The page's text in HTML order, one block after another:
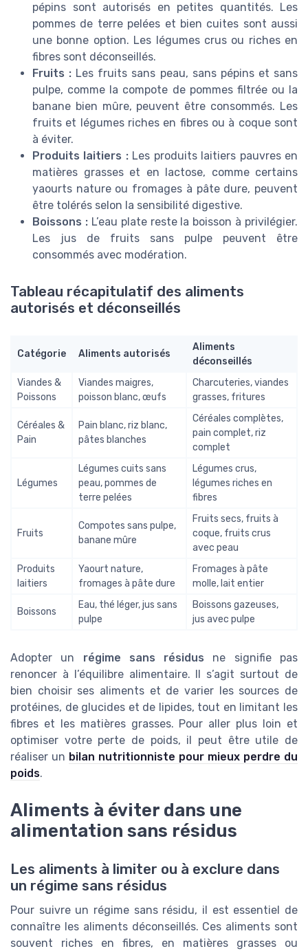
pépins sont autorisés en petites quantités. Les
pommes de terre pelées et bien cuites sont aussi
une bonne option. Les légumes crus ou riches en
fibres sont déconseillés.
Fruits : Les fruits sans peau, sans pépins et sans
pulpe, comme la compote de pommes filtrée ou la
banane bien mûre, peuvent être consommés. Les
fruits et légumes riches en fibres ou à coque sont
à éviter.
Produits laitiers :Les produits laitiers pauvres en
matières grasses et en lactose, comme certains
yaourts nature ou fromages à pâte dure, peuvent
être tolérés selon la sensibilité digestive.
Boissons :L’eau plate reste la boisson à privilégier.
Les jus de fruits sans pulpe peuvent être
consommés avec modération.
Tableau récapitulatif des aliments
autorisés et déconseillés
Catégorie Aliments autorisés
Aliments
déconseillés
Viandes &
Poissons
Viandes maigres,
poisson blanc, œufs
Charcuteries, viandes
grasses, fritures
Céréales &
Pain
Pain blanc, riz blanc,
pâtes blanches
Céréales complètes,
pain complet, riz
complet
Légumes
Légumes cuits sans
peau, pommes de
terre pelées
Légumes crus,
légumes riches en
fibres
Fruits
Compotes sans pulpe,
banane mûre
Fruits secs, fruits à
coque, fruits crus
avec peau
Produits
laitiers
Yaourt nature,
fromages à pâte dure
Fromages à pâte
molle, lait entier
Boissons
Eau, thé léger, jus sans
pulpe
Boissons gazeuses,
jus avec pulpe
Adopter un régime sans résidus ne signifie pas
renoncer à l’équilibre alimentaire. Il s’agit surtout de
bien choisir ses aliments et de varier les sources de
protéines, de glucides et de lipides, tout en limitant les
fibres et les matières grasses. Pour aller plus loin et
optimiser votre perte de poids, il peut être utile de
réaliser un bilan nutritionniste pour mieux perdre du
poids.
Aliments à éviter dans une
alimentation sans résidus
Les aliments à limiter ou à exclure dans
un régime sans résidus
Pour suivre un régime sans résidu, il est essentiel de
connaître les aliments déconseillés. Ces aliments sont
souvent riches en fibres, en matières grasses ou